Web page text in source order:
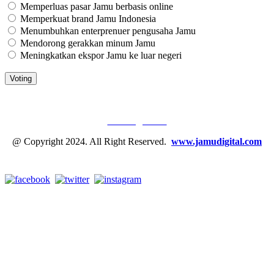
Memperluas pasar Jamu berbasis online
Memperkuat brand Jamu Indonesia
Menumbuhkan enterprenuer pengusaha Jamu
Mendorong gerakkan minum Jamu
Meningkatkan ekspor Jamu ke luar negeri
@ Copyright 2024. All Right Reserved. www.jamudigital.com